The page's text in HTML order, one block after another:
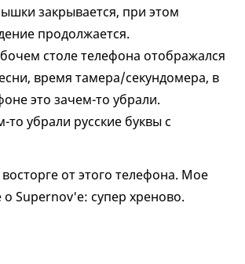
закрывается, при этом
продолжается.
столе телефона отображался
время тамера/секундомера, в
это зачем-то убрали.
то убрали русские буквы с
от этого телефона. Мое
Supernov'е: супер хреново.